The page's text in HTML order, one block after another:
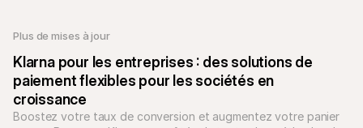
Plus de mises à jour
Klarna pour les entreprises : des solutions de
paiement flexibles pour les sociétés en
croissance
Boostez votre taux de conversion et augmentez votre panier